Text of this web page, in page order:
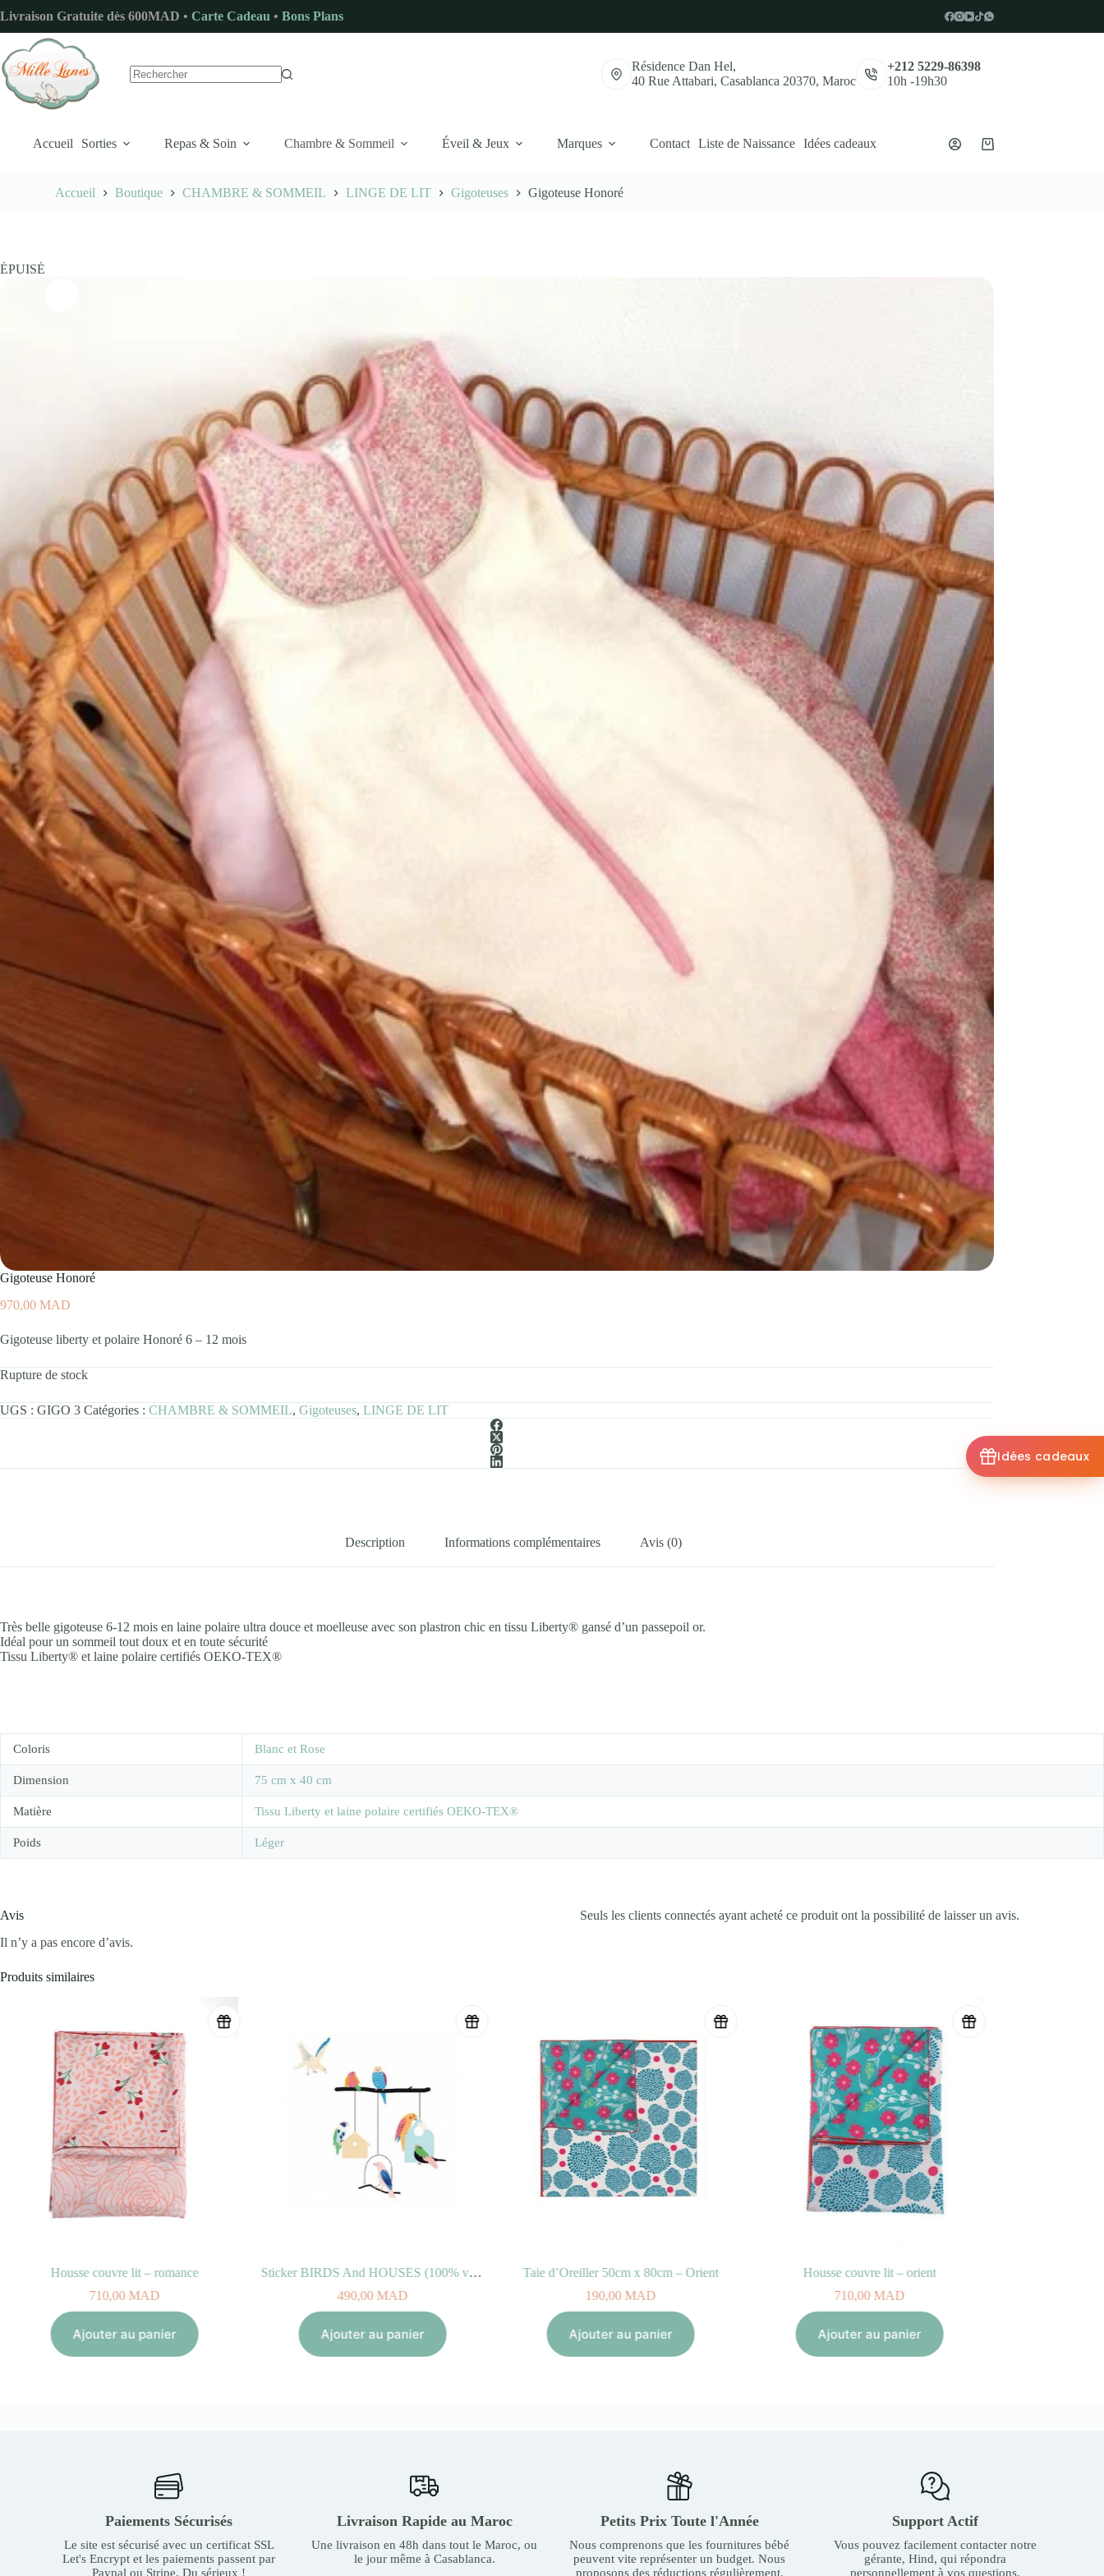
au
contenu
Livraison Gratuite dès 600MAD • Carte Cadeau • Bons Plans
Résidence Dan Hel,
40 Rue Attabari, Casablanca 20370, Maroc
+212 5229-86398
10h -19h30
Accueil Sorties Repas & Soin Chambre & Sommeil Éveil & Jeux Marques Contact Liste de Naissance Idées cadeaux
Panier
Accueil Boutique CHAMBRE & SOMMEIL LINGE DE LIT Gigoteuses Gigoteuse Honoré
ÉPUISÉ
Gigoteuse Honoré
970,00 MAD
Gigoteuse liberty et polaire Honoré 6 – 12 mois
Rupture de stock
UGS : GIGO 3 Catégories : CHAMBRE & SOMMEIL, Gigoteuses, LINGE DE LIT
Description Informations complémentaires Avis (0)
Très belle gigoteuse 6-12 mois en laine polaire ultra douce et moelleuse avec son plastron chic en tissu Liberty® gansé d’un passepoil or.
Idéal pour un sommeil tout doux et en toute sécurité
Tissu Liberty® et laine polaire certifiés OEKO-TEX®
Coloris Blanc et Rose
Dimension 75 cm x 40 cm
Matière Tissu Liberty et laine polaire certifiés OEKO-TEX®
Poids Léger
Avis
Il n’y a pas encore d’avis.
Seuls les clients connectés ayant acheté ce produit ont la possibilité de laisser un avis.
Produits similaires
Sticker BIRDS And HOUSES (100% vinyle, 50x40cm)
490,00MAD
Ajouter au panier
Taie d’Oreiller 50cm x 80cm – Orient
190,00MAD
Ajouter au panier
Housse couvre lit – orient
710,00MAD
Ajouter au panier
STOKKE SLEEPI Matelas du lit Bed V2
2 300,00
Ajouter au panier
Paiements Sécurisés
Le site est sécurisé avec un certificat SSL
Let's Encrypt et les paiements passent par
Paypal ou Stripe. Du sérieux !
Livraison Rapide au Maroc
Une livraison en 48h dans tout le Maroc, ou
le jour même à Casablanca.
Petits Prix Toute l'Année
Nous comprenons que les fournitures bébé
peuvent vite représenter un budget. Nous
proposons des réductions régulièrement.
Support Actif
Vous pouvez facilement contacter notre
gérante, Hind, qui répondra
personnellement à vos questions.
Idées cadeaux